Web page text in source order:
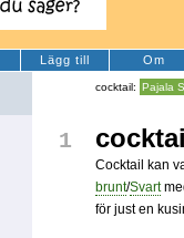
Lägg till Om
cocktail: Pajala
1
Cocktail kan
brunt/Svart
för just en